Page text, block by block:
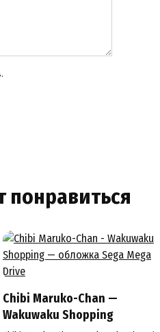
понравиться
Chibi Maruko-Chan —
Wakuwaku Shopping